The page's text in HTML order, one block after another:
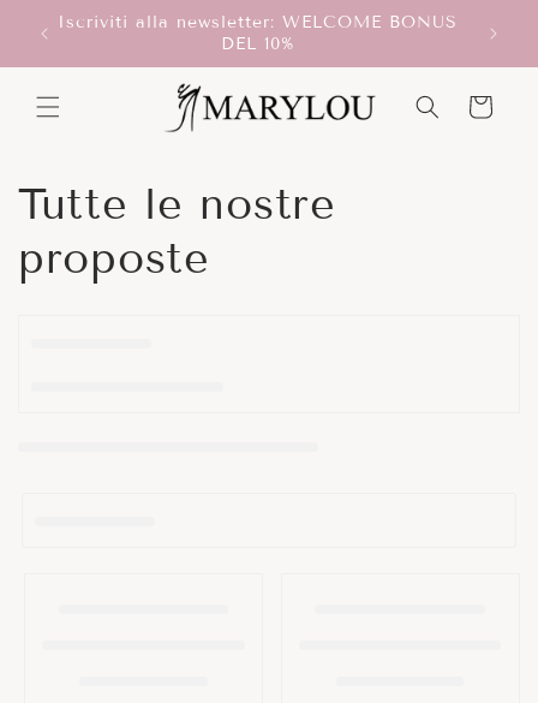
direttamente
Iscriviti alla newsletter: WELCOME BONUS
DEL 10%
Carrello
C
o
Tutte le nostre
proposte